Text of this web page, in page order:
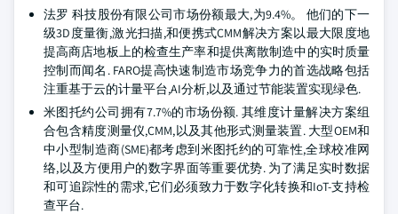
法罗 科技股份有限公司市场份额最大,为9.4%。 他们的下一
级3D度量衡,激光扫描,和便携式CMM解决方案以最大限度地
提高商店地板上的检查生产率和提供离散制造中的实时质量
控制而闻名. FARO提高快速制造市场竞争力的首选战略包括
注重基于云的计量平台,AI分析,以及通过节能装置实现绿色.
米图托约公司拥有7.7%的市场份额. 其维度计量解决方案组
合包含精度测量仪,CMM,以及其他形式测量装置. 大型OEM和
中小型制造商(SME)都考虑到米图托约的可靠性,全球校准网
络,以及方便用户的数字界面等重要优势. 为了满足实时数据
和可追踪性的需求,它们必须致力于数字化转换和IoT-支持检
查平台.